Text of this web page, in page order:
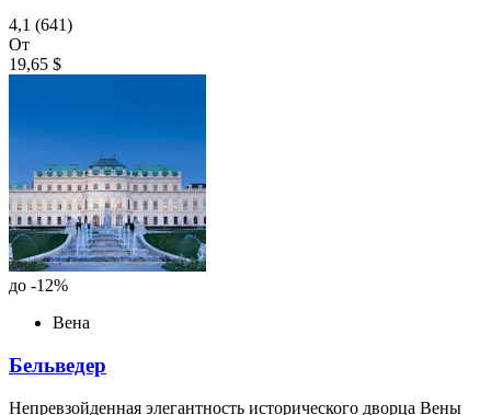
4,1 (641)
От
19,65 $
до -12%
Вена
Бельведер
Непревзойденная элегантность исторического дворца Вены